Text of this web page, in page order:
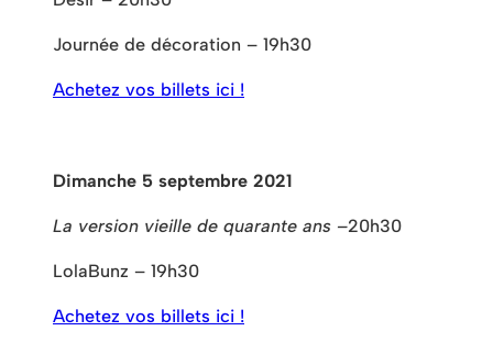
Journée de décoration – 19h30
Achetez vos billets ici !
Dimanche 5 septembre 2021
La version vieille de quarante ans –20h30
LolaBunz – 19h30
Achetez vos billets ici !